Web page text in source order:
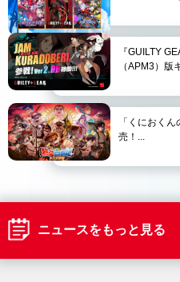
『GUILTY
（APM3）版
「くにおく
売！...
ニュースをもっと見る